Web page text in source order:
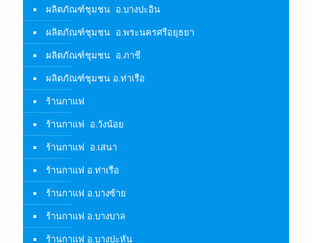
ร้านอาหาร-อ.บางบาล
ร้านอาหาร-อ.บางปะหัน
ร้านอาหาร-อ.บางปะอิน
ร้านอาหาร-อ.บางไทร
ร้านอาหาร-อ.พระนครศรีอยุธยา
ร้านอาหาร-อ.มหาราช
ร้านอาหาร-อ.อุทัย
ร้านอาหาร-อ.เสนา
วัด – โบราณสถาน
สกู๊ปพิเศษ
สถานที่ท่องเที่ยว